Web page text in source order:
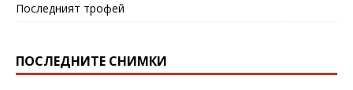
Последният трофей
ПОСЛЕДНИТЕ СНИМКИ